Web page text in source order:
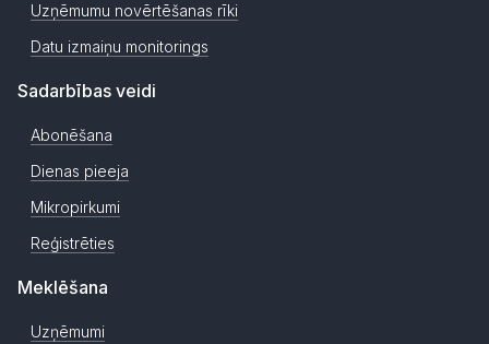
Uzņēmumu novērtēšanas rīki
Datu izmaiņu monitorings
Sadarbības veidi
Abonēšana
Dienas pieeja
Mikropirkumi
Reģistrēties
Meklēšana
Uzņēmumi